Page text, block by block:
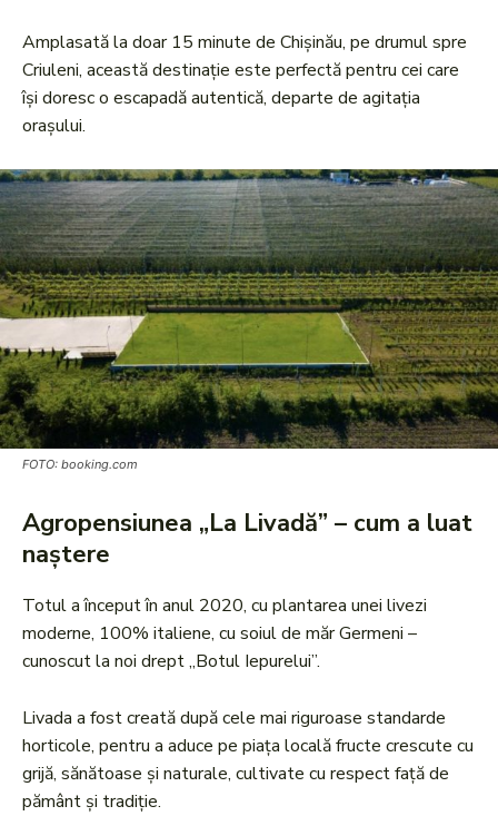
Amplasată la doar 15 minute de Chișinău, pe drumul spre
Criuleni, această destinație este perfectă pentru cei care
își doresc o escapadă autentică, departe de agitația
orașului.
FOTO: booking.com
Agropensiunea „La Livadă” – cum a luat
naștere
Totul a început în anul 2020, cu plantarea unei livezi
moderne, 100% italiene, cu soiul de măr Germeni –
cunoscut la noi drept „Botul Iepurelui”.
Livada a fost creată după cele mai riguroase standarde
horticole, pentru a aduce pe piața locală fructe crescute cu
grijă, sănătoase și naturale, cultivate cu respect față de
pământ și tradiție.